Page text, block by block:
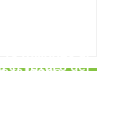
la leche
el futuro del
do Monte